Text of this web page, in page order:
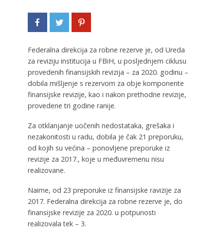
Federalna direkcija za robne rezerve je, od Ureda
za reviziju institucija u FBiH, u posljednjem ciklusu
provedenih finansijskih revizija – za 2020. godinu –
dobila mišljenje s rezervom za obje komponente
finansijske revizije, kao i nakon prethodne revizije,
provedene tri godine ranije.
Za otklanjanje uočenih nedostataka, grešaka i
nezakonitosti u radu, dobila je čak 21 preporuku,
od kojih su većina – ponovljene preporuke iz
revizije za 2017., koje u međuvremenu nisu
realizovane.
Naime, od 23 preporuke iz finansijske ravizije za
2017. Federalna direkcija za robne rezerve je, do
finansijske revizije za 2020. u potpunosti
realizovala tek – 3.